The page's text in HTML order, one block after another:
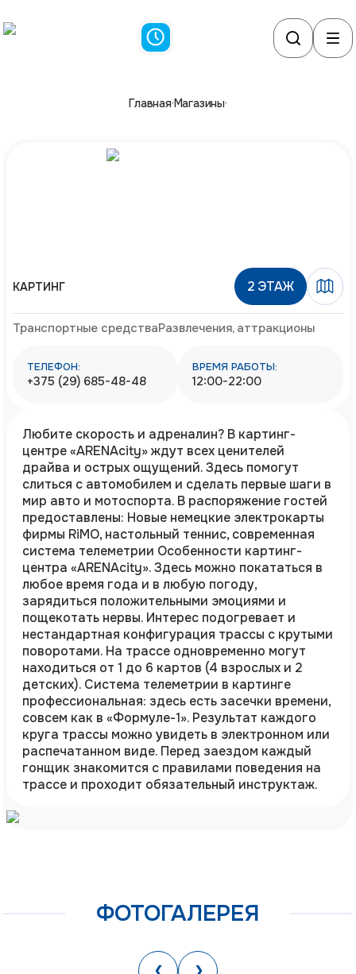
Главная·Магазины·
КАРТИНГ 2 ЭТАЖ
Транспортные средстваРазвлечения, аттракционы
ТЕЛЕФОН:
+375 (29) 685-48-48
ВРЕМЯ РАБОТЫ:
12:00-22:00
Любите скорость и адреналин? В картинг-
центре «ARENAcity» ждут всех ценителей
драйва и острых ощущений. Здесь помогут
слиться с автомобилем и сделать первые шаги в
мир авто и мотоспорта. В распоряжение гостей
предоставлены: Новые немецкие электрокарты
фирмы RiMO, настольный теннис, современная
система телеметрии Особенности картинг-
центра «ARENAcity». Здесь можно покататься в
любое время года и в любую погоду,
зарядиться положительными эмоциями и
пощекотать нервы. Интерес подогревает и
нестандартная конфигурация трассы с крутыми
поворотами. На трассе одновременно могут
находиться от 1 до 6 картов (4 взрослых и 2
детских). Система телеметрии в картинге
профессиональная: здесь есть засечки времени,
совсем как в «Формуле-1». Результат каждого
круга трассы можно увидеть в электронном или
распечатанном виде. Перед заездом каждый
гонщик знакомится с правилами поведения на
трассе и проходит обязательный инструктаж.
ФОТОГАЛЕРЕЯ